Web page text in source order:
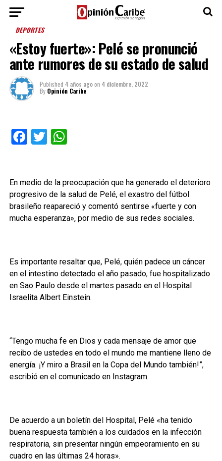
DEPORTES
«Estoy fuerte»: Pelé se pronunció
ante rumores de su estado de salud
Published 4 años agoon 4 diciembre, 2022
By Opinión Caribe
Facebook
TwitterWhatsApp
En medio de la preocupación que ha generado el deterioro
progresivo de la salud de Pelé, el exastro del fútbol
brasileño reapareció y comentó sentirse «fuerte y con
mucha esperanza», por medio de sus redes sociales.
Es importante resaltar que, Pelé, quién padece un cáncer
en el intestino detectado el año pasado, fue hospitalizado
en Sao Paulo desde el martes pasado en el Hospital
Israelita Albert Einstein.
“Tengo mucha fe en Dios y cada mensaje de amor que
recibo de ustedes en todo el mundo me mantiene lleno de
energía. ¡Y miro a Brasil en la Copa del Mundo también!”,
escribió en el comunicado en Instagram.
De acuerdo a un boletín del Hospital, Pelé «ha tenido
buena respuesta también a los cuidados en la infección
respiratoria, sin presentar ningún empeoramiento en su
cuadro en las últimas 24 horas».